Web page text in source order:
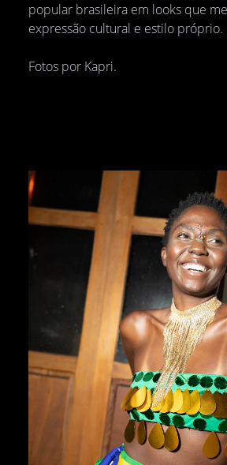
popular brasileira em looks que
expressão cultural e estilo próprio.
Fotos por Kapri.